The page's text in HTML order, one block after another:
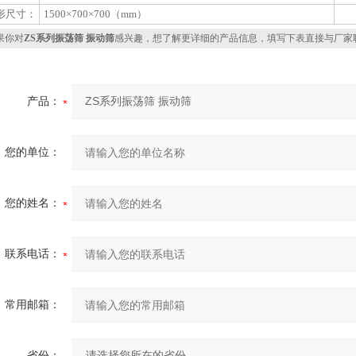
尺寸： 1500×700×700（mm）
对ZS系列振荡筛 振动筛感兴趣，想了解更详细的产品信息，填写下表直接与厂家
产品：
您的单位：
您的姓名：
联系电话：
常用邮箱：